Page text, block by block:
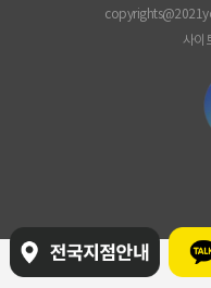
사이